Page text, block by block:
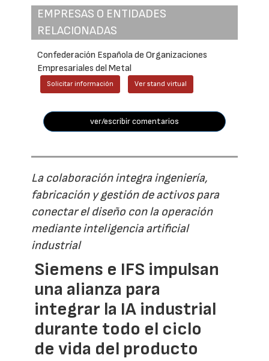
EMPRESAS O ENTIDADES
RELACIONADAS
Confederación Española de Organizaciones
Empresariales del Metal
Solicitar información Ver stand virtual
ver/escribir comentarios
La colaboración integra ingeniería,
fabricación y gestión de activos para
conectar el diseño con la operación
mediante inteligencia artificial
industrial
Siemens e IFS impulsan
una alianza para
integrar la IA industrial
durante todo el ciclo
de vida del producto